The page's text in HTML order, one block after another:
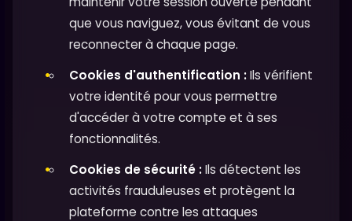
que vous naviguez, vous évitant de vous
reconnecter à chaque page.
Cookies d'authentification :Ils vérifient
votre identité pour vous permettre
d'accéder à votre compte et à ses
fonctionnalités.
Cookies de sécurité :Ils détectent les
activités frauduleuses et protègent la
plateforme contre les attaques